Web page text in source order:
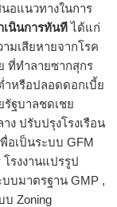
นอแนวทางในการ
เนินการทันทีได้แก่
ามเสียหายจากโรค
ที่ทำลายซากสุกร
ำหรือปลอดดอกเบี้ย
ฐบาลชดเชย
ง ปรับปรุงโรงเรือน
อเป็นระบบ GFM
รงงานแปรรูป
บบมาตรฐาน GMP ,
บ Zoning